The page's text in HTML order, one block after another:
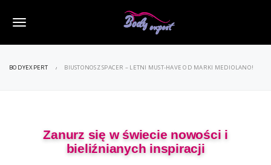
M
n
BODYEXPERT BIUSTONOSZ SPACER – LETNI MUST-HAVE OD MARKI MEDIOLANO!
Zanurz się w świecie nowości i
bieliźnianych inspiracji